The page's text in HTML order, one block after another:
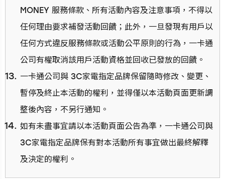
MONEY 服務條款、所有活動內容及注意事項，不得以
任何理由要求補發活動回饋；此外，一旦發現有用戶以
任何方式違反服務條款或活動公平原則的行為，一卡通
公司有權取消該用戶活動資格並回收已發放的回饋。
一卡通公司與 3C家電指定品牌保留隨時修改、變更、
暫停及終止本活動的權利，並得僅以本活動頁面更新調
整後內容，不另行通知。
如有未盡事宜請以本活動頁面公告為準，一卡通公司與
3C家電指定品牌保有對本活動所有事宜做出最終解釋
及決定的權利。